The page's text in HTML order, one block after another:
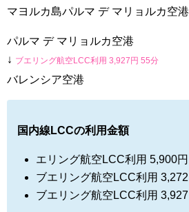
マヨルカ島パルマ デ マリョルカ空港
パルマ デ マリョルカ空港
↓ ブエリング航空LCC利用 3,927円 55分
バレンシア空港
国内線LCCの利用金額
エリング航空LCC利用 5,900円
ブエリング航空LCC利用3,272
ブエリング航空LCC利用3,927